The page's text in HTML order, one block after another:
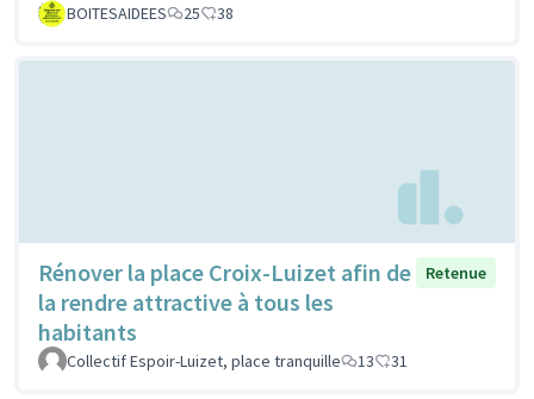
BOITESAIDEES 25 38
Rénover la place Croix-Luizet afin de
la rendre attractive à tous les
habitants
Retenue
Collectif Espoir-Luizet, place tranquille 13 31